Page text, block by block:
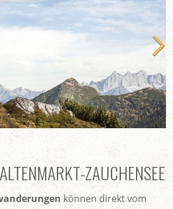
ZAUCHENSEE
können direkt vom